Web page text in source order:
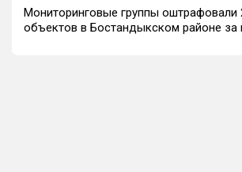
Мониторинговые группы оштрафовали
объектов в Бостандыкском районе за